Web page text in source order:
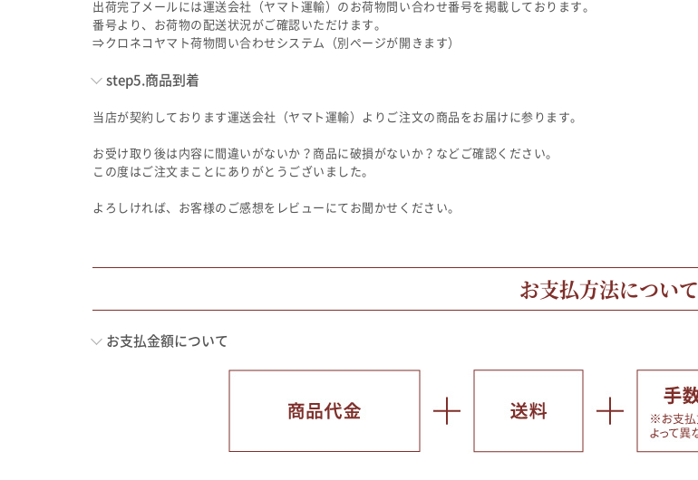
出荷完了メールには運送会社（ヤマト運輸）のお荷物問い合わせ番号を掲載しております。
番号より、お荷物の配送状況がご確認いただけます。
⇒クロネコヤマト荷物問い合わせシステム（別ページが開きます）
step5.商品到着
当店が契約しております運送会社（ヤマト運輸）よりご注文の商品をお届けに参ります。
お受け取り後は内容に間違いがないか？商品に破損がないか？などご確認ください。
この度はご注文まことにありがとうございました。
よろしければ、お客様のご感想をレビューにてお聞かせください。
お支払方法について
お支払金額について